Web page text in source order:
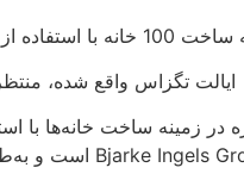
تگزاس واقع شده،